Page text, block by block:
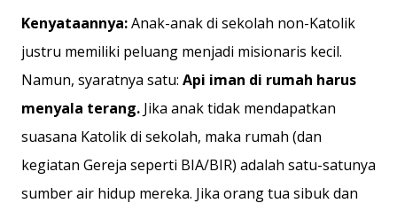
Kenyataannya:Anak-anak di sekolah non-Katolik
justru memiliki peluang menjadi misionaris kecil.
Namun, syaratnya satu: Api iman di rumah harus
menyala terang. Jika anak tidak mendapatkan
suasana Katolik di sekolah, maka rumah (dan
kegiatan Gereja seperti BIA/BIR) adalah satu-satunya
sumber air hidup mereka. Jika orang tua sibuk dan